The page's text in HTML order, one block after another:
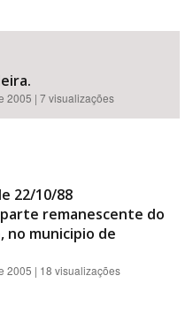
2005 | 7 visualizações
22/10/88
remanescente do
no municipio de
2005 | 18 visualizações